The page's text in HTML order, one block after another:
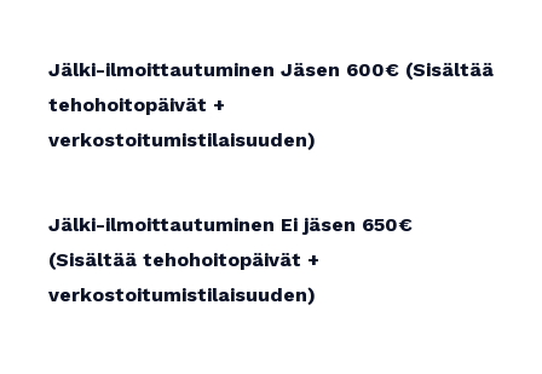
Jälki-ilmoittautuminen Jäsen 600€ (Sisältää
tehohoitopäivät +
verkostoitumistilaisuuden)
Jälki-ilmoittautuminen Ei jäsen 650€
(Sisältää tehohoitopäivät +
verkostoitumistilaisuuden)